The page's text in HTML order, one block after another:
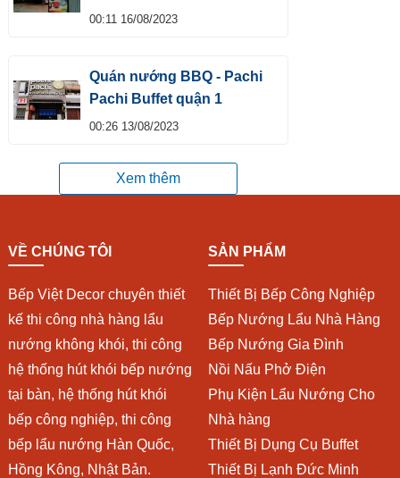
00:11 16/08/2023
Quán nướng BBQ - Pachi
Pachi Buffet quận 1
00:26 13/08/2023
Xem thêm
VỀ CHÚNG TÔI
Bếp Việt Decor chuyên thiết
kế thi công nhà hàng lẩu
nướng không khói, thi công
hệ thống hút khói bếp nướng
tại bàn, hệ thống hút khói
bếp công nghiệp, thi công
bếp lẩu nướng Hàn Quốc,
Hồng Kông, Nhật Bản.
SẢN PHẨM
Thiết Bị Bếp Công Nghiệp
Bếp Nướng Lẩu Nhà Hàng
Bếp Nướng Gia Đình
Nồi Nấu Phở Điện
Phụ Kiện Lẩu Nướng Cho
Nhà hàng
Thiết Bị Dụng Cụ Buffet
Thiết Bị Lạnh Đức Minh